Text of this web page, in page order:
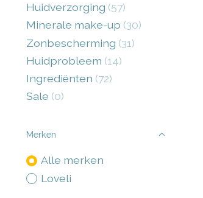
Huidverzorging (57)
Minerale make-up (30)
Zonbescherming (31)
Huidprobleem (14)
Ingrediënten (72)
Sale (0)
Merken
Alle merken
Loveli